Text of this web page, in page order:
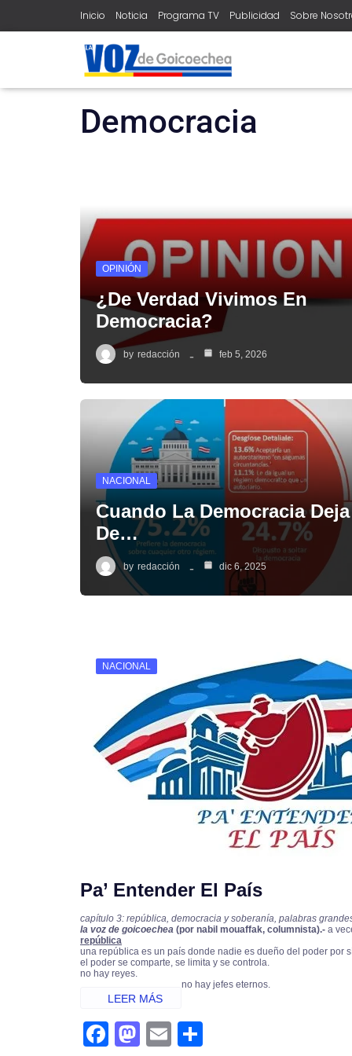
Inicio Noticia Programa TV Publicidad Sobre
home democracia
Democracia
OPINIÓN
¿De Verdad Vivimos En
Democracia?
by redacción feb 5, 2026
NACIONAL
Cuando La Democracia Deja
De…
by redacción dic 6, 2025
NACIONAL
Pa’ Entender El País
capítulo 3: república, democracia y soberanía, palabras
la voz de goicoechea (por nabil mouaffak, columnista).- a
república
una república es un país donde nadie es dueño del poder por
el poder se comparte, se limita y se controla.
no hay reyes.
no hay jefes eternos.
fa
m
e